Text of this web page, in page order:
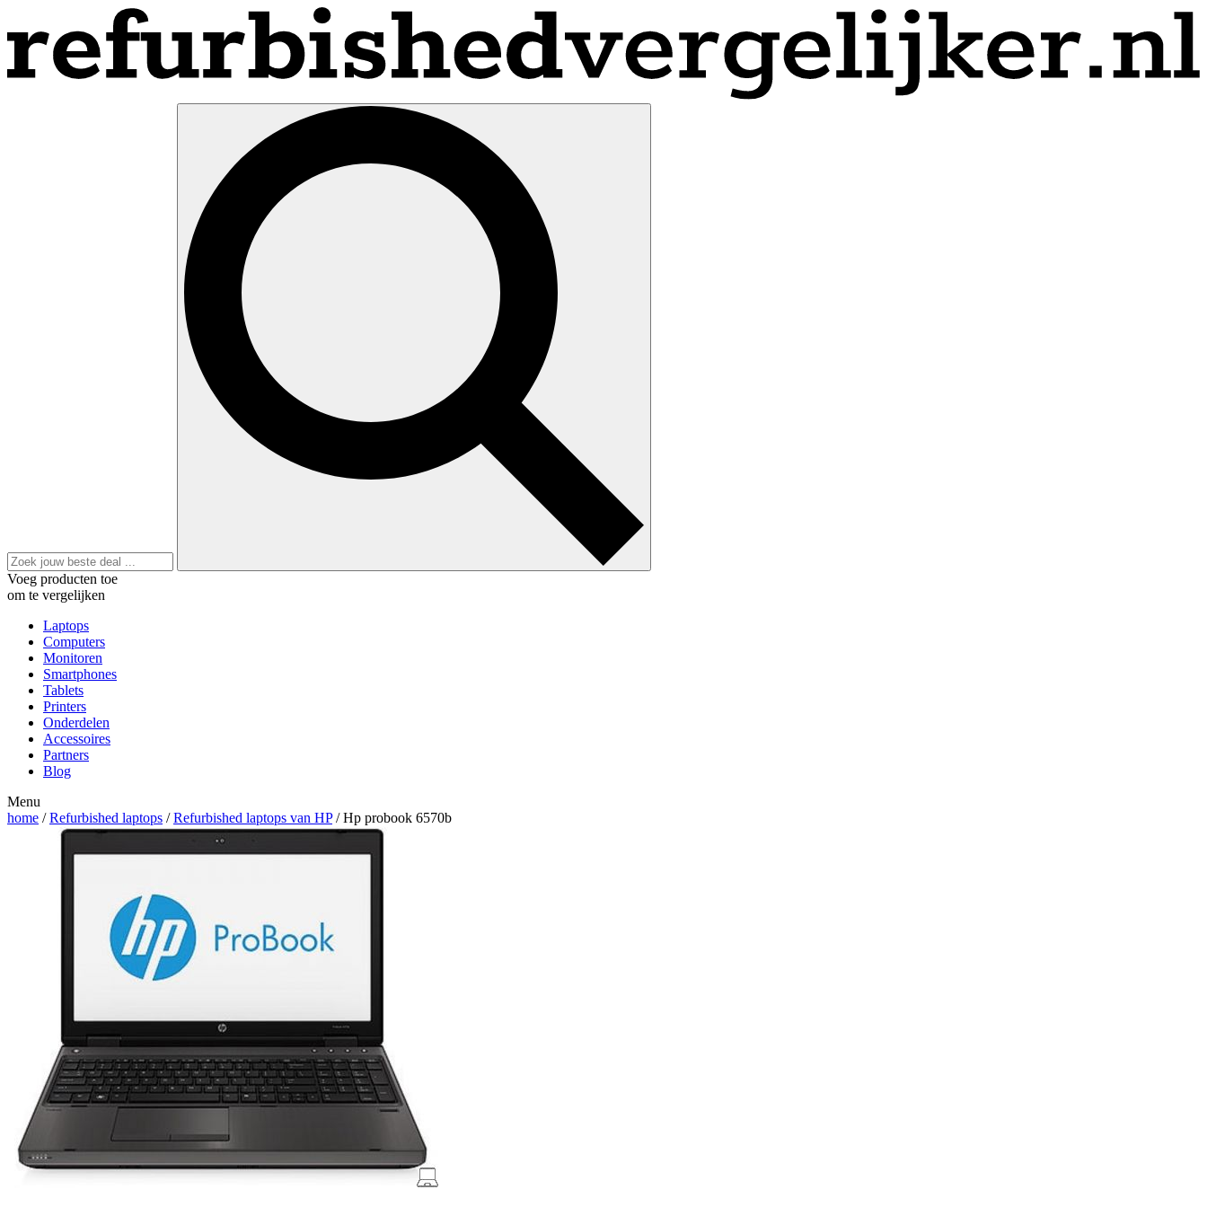
Voeg producten toe
om te vergelijken
Laptops
Computers
Monitoren
Smartphones
Tablets
Printers
Onderdelen
Accessoires
Partners
Blog
Menu
home /Refurbished laptops /Refurbished laptops van HP/ Hp probook 6570b